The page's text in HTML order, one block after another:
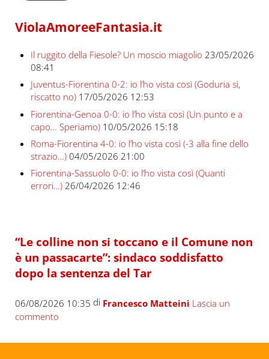
ViolaAmoreeFantasia.it
Il ruggito della Fiesole? Un moscio miagolio 23/05/2026
08:41
Juventus-Fiorentina 0-2: io l’ho vista così (Goduria sì,
riscatto no) 17/05/2026 12:53
Fiorentina-Genoa 0-0: io l’ho vista così (Un punto e a
capo… Speriamo) 10/05/2026 15:18
Roma-Fiorentina 4-0: io l’ho vista così (-3 alla fine dello
strazio…) 04/05/2026 21:00
Fiorentina-Sassuolo 0-0: io l’ho vista così (Quanti
errori…) 26/04/2026 12:46
“Le colline non si toccano e il Comune non
è un passacarte”: sindaco soddisfatto
dopo la sentenza del Tar
06/08/2026 10:35 di Francesco Matteini Lascia un
commento